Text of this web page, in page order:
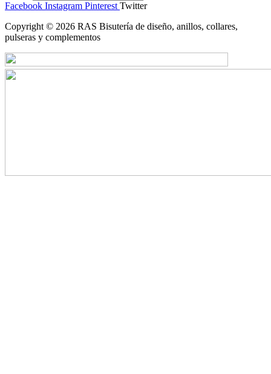
Facebook Instagram Pinterest Twitter
Copyright © 2026 RAS Bisutería de diseño, anillos, collares,
pulseras y complementos